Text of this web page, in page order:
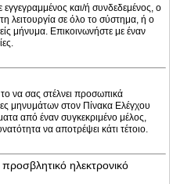
εγγεγραμμένος και/ή συνδεδεμένος, ο
λειτουργία σε όλο το σύστημα, ή ο
μήνυμα. Επικοινωνήστε με έναν
να σας στέλνει προσωπικά
μηνυμάτων στον Πίνακα Ελέγχου
από έναν συγκεκριμένο μέλος,
να αποτρέψει κάτι τέτοιο.
ηλεκτρονικό